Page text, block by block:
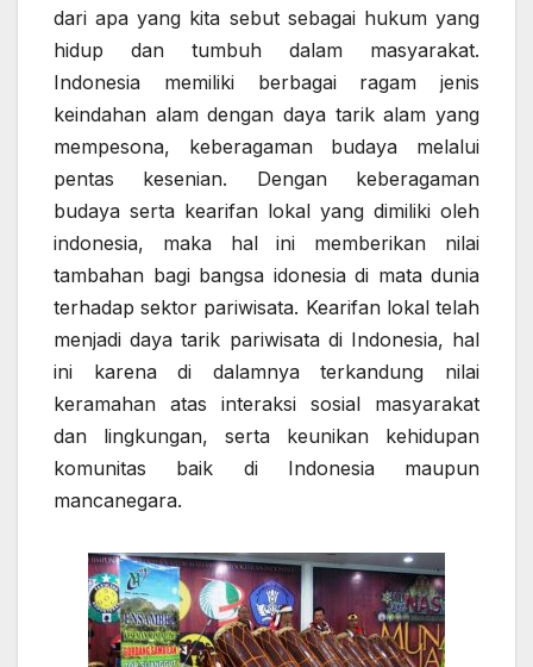
dari apa yang kita sebut sebagai hukum yang
hidup dan tumbuh dalam masyarakat.
Indonesia memiliki berbagai ragam jenis
keindahan alam dengan daya tarik alam yang
mempesona, keberagaman budaya melalui
pentas kesenian. Dengan keberagaman
budaya serta kearifan lokal yang dimiliki oleh
indonesia, maka hal ini memberikan nilai
tambahan bagi bangsa idonesia di mata dunia
terhadap sektor pariwisata. Kearifan lokal telah
menjadi daya tarik pariwisata di Indonesia, hal
ini karena di dalamnya terkandung nilai
keramahan atas interaksi sosial masyarakat
dan lingkungan, serta keunikan kehidupan
komunitas baik di Indonesia maupun
mancanegara.